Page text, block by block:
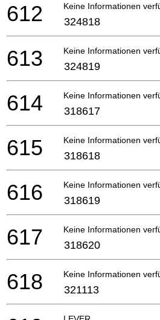
Keine Informationen
612 324818
Keine Informationen
613 324819
Keine Informationen
614 318617
Keine Informationen
615 318618
Keine Informationen
616 318619
Keine Informationen
617 318620
Keine Informationen
618 321113